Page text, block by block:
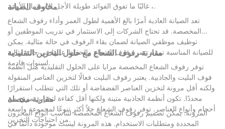
، غالبًا ما تفوق الفوائد طويلة الأجل الاستثمار الأولي.
مخاوف الصيانة
تعد الصيانة العادية أمرًا بالغ الأهمية لطول العمر وأداء رفوف الشعاع
المخصصة. قد تحتاج الشركات إلى الاستثمار في تدريب الموظفين أو
توظيف موظفي الصيانة لضمان بقاء الرفوف في حالة مثالية. يمكن
للصيانة المناسبة تمديد عمر رفوف الشعاع والحفاظ عليها في حالة مثالية
لسنوات قادمة.
مقارنة رفوف الشعاع مع حلول التخزين التقليدية
توفر رفوف الشعاع المخصصة مزايا على الحلول التقليدية مثل أنظمة
رفوف البليت والجاذبية. يعتبر رفوف البليت فعالًا لتخزين العناصر المنقولة
ولكنه أقل مرونة لتخزين العناصر الفضفاضة أو تلك التي تتطلب استقرارًا
محددًا. تكون أنظمة الجاذبية متينة ولكنها أقل كفاءة لتخزين مزيج من
أحجام وأنواع العناصر. توفر رفوف الشعاع حلاً أكثر تنوعًا لمجموعة واسعة
من احتياجات التخزين.
مقارنة مفصلة
المرونة: يمكن تصميم رفوف الشعاع المخصصة لتناسب أنواع المخزون
المحددة ومتطلبات الاستخدام. هذه المرونة ليست موجودة دائمًا في